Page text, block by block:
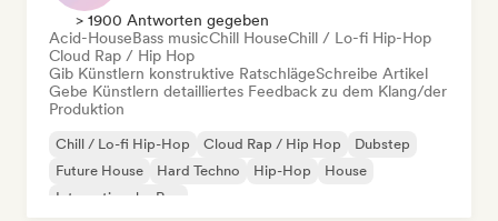
> 1900 Antworten gegeben
Acid-HouseBass musicChill HouseChill / Lo-fi Hip-Hop
Cloud Rap / Hip Hop
Gib Künstlern konstruktive RatschlägeSchreibe Artikel
Gebe Künstlern detailliertes Feedback zu dem Klang/der
Produktion
Chill / Lo-fi Hip-Hop Cloud Rap / Hip Hop
Dubstep
Future House
Hard Techno Hip-Hop
House
Internationaler Rap